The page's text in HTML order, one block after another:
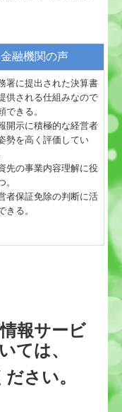
金融機関の声
署に提出された決算書
供される仕組みなので
できる。
開示に積極的な経営者
勢を高く評価してい
先の事業内容理解に役
。
者保証免除の判断に活
きる。
報サービ
ては、
さい。